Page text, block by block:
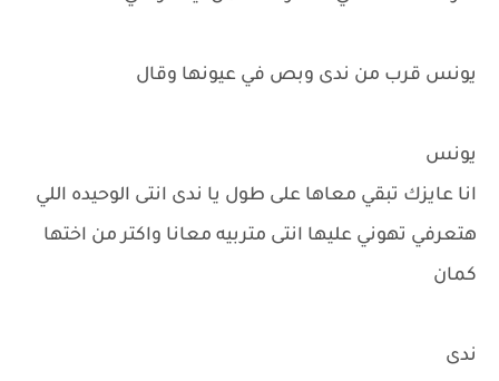
يونس قرب من ندى وبص في عيونها وقال
يونس
انا عايزك تبقي معاها على طول يا ندى انتى الوحيده اللي
هتعرفي تهوني عليها انتى متربيه معانا واكتر من اختها
كمان
ندى